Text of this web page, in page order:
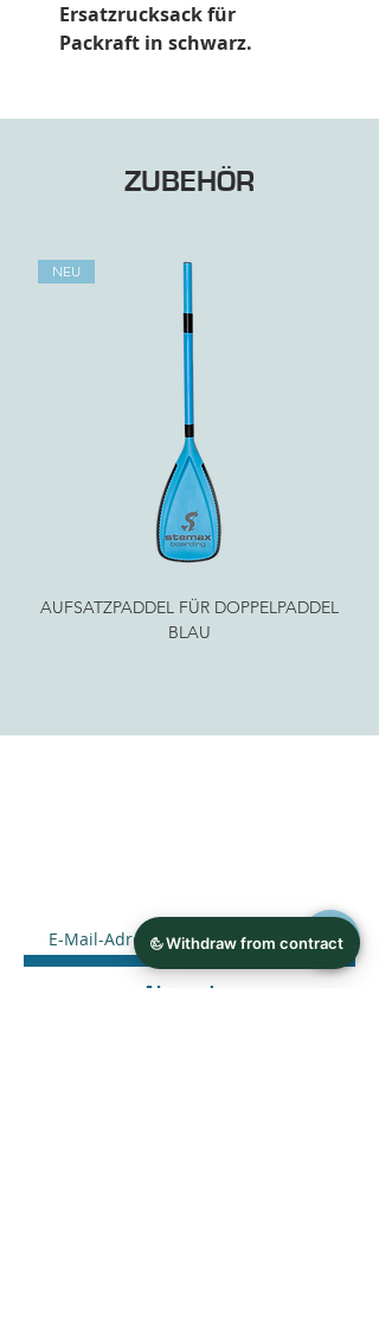
Ersatzrucksack für
Packraft in schwarz.
ZUBEHÖR
NEU
AUFSATZPADDEL FÜR DOPPELPADDEL
BLAU
Absenden